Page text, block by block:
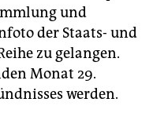
und
der Staats- und
zu gelangen.
Monat 29.
werden.